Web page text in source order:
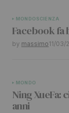
MONDOSCIENZA
Facebook fa
by massimo11/03/
MONDO
Ning XueFa:
anni